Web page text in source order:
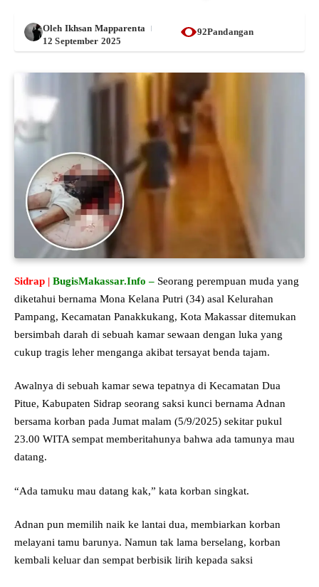
Oleh Ikhsan Mapparenta
92Pandangan
12 September 2025
Sidrap | BugisMakassar.Info – Seorang perempuan muda yang
diketahui bernama Mona Kelana Putri (34) asal Kelurahan
Pampang, Kecamatan Panakkukang, Kota Makassar ditemukan
bersimbah darah di sebuah kamar sewaan dengan luka yang
cukup tragis leher menganga akibat tersayat benda tajam.
Awalnya di sebuah kamar sewa tepatnya di Kecamatan Dua
Pitue, Kabupaten Sidrap seorang saksi kunci bernama Adnan
bersama korban pada Jumat malam (5/9/2025) sekitar pukul
23.00 WITA sempat memberitahunya bahwa ada tamunya mau
datang.
“Ada tamuku mau datang kak,” kata korban singkat.
Adnan pun memilih naik ke lantai dua, membiarkan korban
melayani tamu barunya. Namun tak lama berselang, korban
kembali keluar dan sempat berbisik lirih kepada saksi